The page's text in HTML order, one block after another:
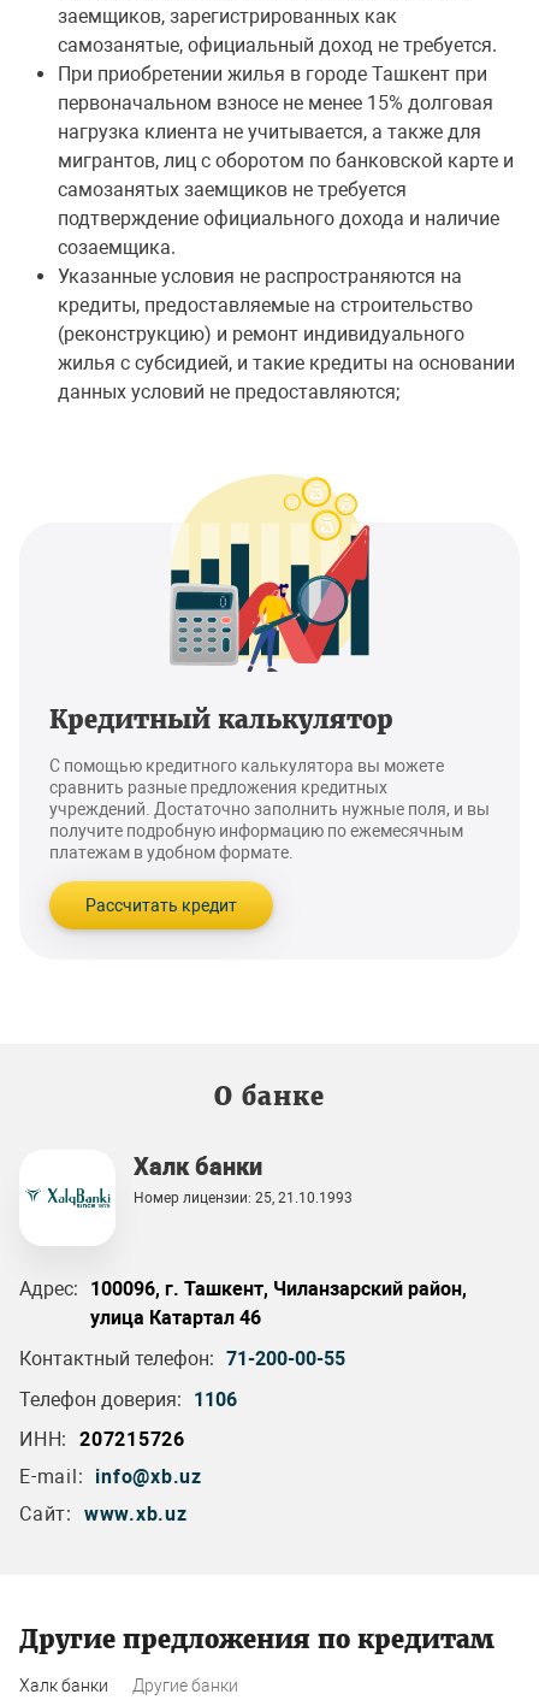
заемщиков, зарегистрированных как
самозанятые, официальный доход не требуется.
При приобретении жилья в городе Ташкент при
первоначальном взносе не менее 15% долговая
нагрузка клиента не учитывается, а также для
мигрантов, лиц с оборотом по банковской карте и
самозанятых заемщиков не требуется
подтверждение официального дохода и наличие
созаемщика.
Указанные условия не распространяются на
кредиты, предоставляемые на строительство
(реконструкцию) и ремонт индивидуального
жилья с субсидией, и такие кредиты на основании
данных условий не предоставляются;
Кредитный калькулятор
С помощью кредитного калькулятора вы можете
сравнить разные предложения кредитных
учреждений. Достаточно заполнить нужные поля, и вы
получите подробную информацию по ежемесячным
платежам в удобном формате.
Рассчитать кредит
О банке
Халк банки
Номер лицензии: 25, 21.10.1993
Адрес:
100096, г. Ташкент, Чиланзарский район,
улица Катартал 46
Контактный телефон: 71-200-00-55
Телефон доверия:
1106
ИНН:
207215726
E-mail:
info@xb.uz
Сайт:
www.xb.uz
Другие предложения по кредитам
Халк банки Другие банки